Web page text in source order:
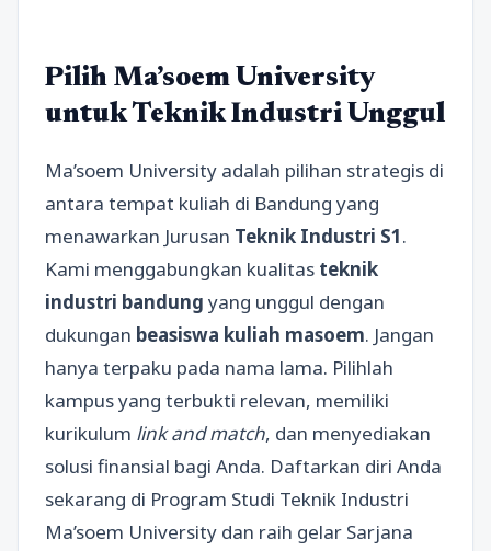
Pilih Ma’soem University
untuk Teknik Industri Unggul
Ma’soem University adalah pilihan strategis di
antara tempat kuliah di Bandung yang
menawarkan Jurusan Teknik Industri S1.
Kami menggabungkan kualitas teknik
industri bandung yang unggul dengan
dukungan beasiswa kuliah masoem. Jangan
hanya terpaku pada nama lama. Pilihlah
kampus yang terbukti relevan, memiliki
kurikulum link and match, dan menyediakan
solusi finansial bagi Anda. Daftarkan diri Anda
sekarang di Program Studi Teknik Industri
Ma’soem University dan raih gelar Sarjana